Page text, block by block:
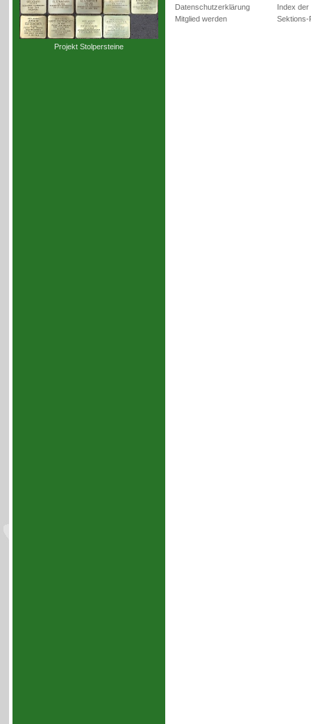
Projekt Stolpersteine
Datenschutzerklärung
Mitglied werden
Index der
Sektions-